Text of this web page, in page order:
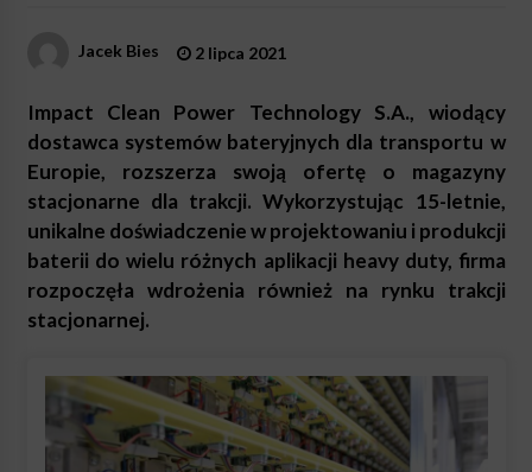
Jacek Bies 2 lipca 2021
Impact Clean Power Technology S.A., wiodący
dostawca systemów bateryjnych dla transportu w
Europie, rozszerza swoją ofertę o magazyny
stacjonarne dla trakcji. Wykorzystując 15-letnie,
unikalne doświadczenie w projektowaniu i produkcji
baterii do wielu różnych aplikacji heavy duty, firma
rozpoczęła wdrożenia również na rynku trakcji
stacjonarnej.